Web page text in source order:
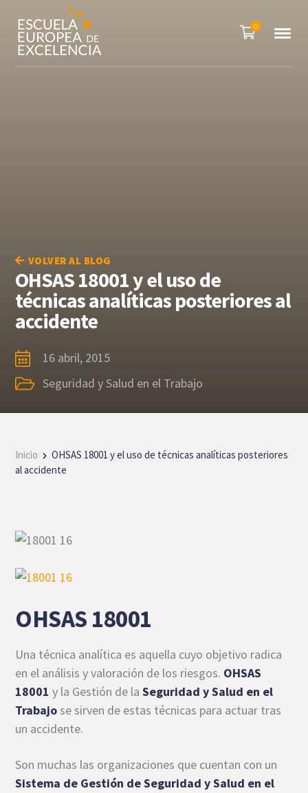
0
VOLVER AL BLOG
OHSAS 18001 y el uso de
técnicas analíticas posteriores al
accidente
16 abril, 2015
Seguridad y Salud en el Trabajo
Inicio
OHSAS 18001 y el uso de técnicas analíticas posteriores
al accidente
OHSAS 18001
Una técnica analítica es aquella cuyo objetivo radica
en el análisis y valoración de los riesgos. OHSAS
18001 y la Gestión de laSeguridad y Salud en el
Trabajose sirven de estas técnicas para actuar tras
un accidente.
Son muchas las organizaciones que cuentan con un
Sistema de Gestión de Seguridad y Salud en el